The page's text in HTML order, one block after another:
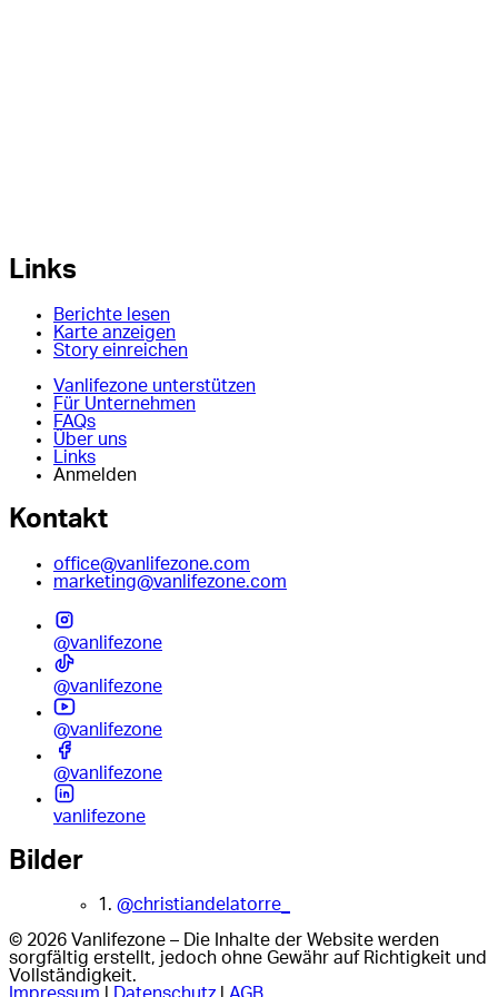
Links
Berichte lesen
Karte anzeigen
Story einreichen
Vanlifezone unterstützen
Für Unternehmen
FAQs
Über uns
Links
Anmelden
Kontakt
office@vanlifezone.com
marketing@vanlifezone.com
@vanlifezone
@vanlifezone
@vanlifezone
@vanlifezone
vanlifezone
Bilder
1. @christiandelatorre_
© 2026 Vanlifezone – Die Inhalte der Website werden
sorgfältig erstellt, jedoch ohne Gewähr auf Richtigkeit und
Vollständigkeit.